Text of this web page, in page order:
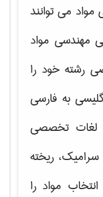
می توانند
مهندسی مواد
رشته خود را
به فارسی
لغات تخصصی
ریخته
مواد را